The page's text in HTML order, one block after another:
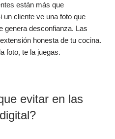
están más que
cliente ve una foto que
genera desconfianza. Las
honesta de tu cocina.
foto, te la juegas.
evitar en las